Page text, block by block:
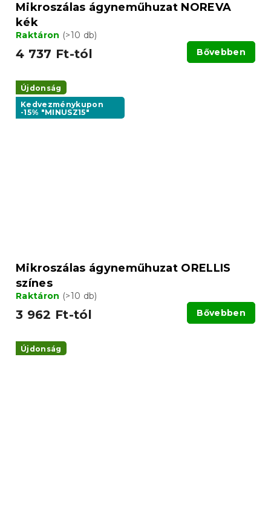
Mikroszálas ágyneműhuzat NOREVA
kék
Raktáron (>10 db)
4 737 Ft-tól Bővebben
Újdonság
Kedvezménykupon
-15% "MINUSZ15"
Mikroszálas ágyneműhuzat ORELLIS
színes
Raktáron (>10 db)
3 962 Ft-tól Bővebben
Újdonság